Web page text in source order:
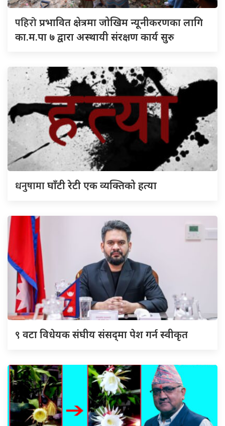
पहिरोप्रभावित क्षेत्रमा जोखिम न्यूनीकरणका लागि
का.म.पा ७ द्वारा अस्थायी संरक्षण कार्य सुरु
धनुषामाघाँटी रेटी एक व्यक्तिको हत्या
९ वटा विधेयक संघीय संसद्‌मा पेश गर्न स्वीकृत